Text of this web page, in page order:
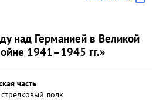
над Германией в Великой
1941–1945 гг.»
часть
полк